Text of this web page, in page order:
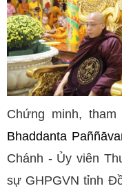
Chứng minh,
Bhaddanta
Chánh - Ủy viên
sự GHPGVN tỉnh